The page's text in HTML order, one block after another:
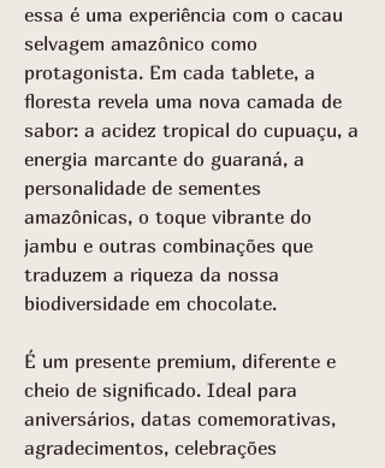
essa é uma experiência com o cacau
selvagem amazônico como
protagonista. Em cada tablete, a
floresta revela uma nova camada de
sabor: a acidez tropical do cupuaçu, a
energia marcante do guaraná, a
personalidade de sementes
amazônicas, o toque vibrante do
jambu e outras combinações que
traduzem a riqueza da nossa
biodiversidade em chocolate.
É um presente premium, diferente e
cheio de significado. Ideal para
aniversários, datas comemorativas,
agradecimentos, celebrações